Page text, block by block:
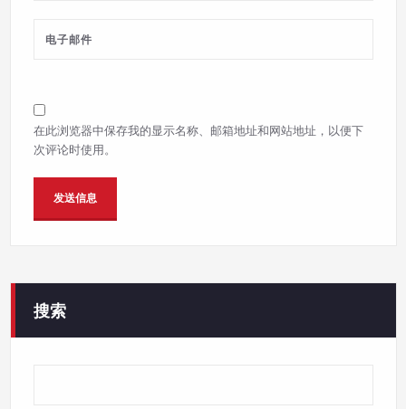
在此浏览器中保存我的显示名称、邮箱地址和网站地址，以便下
次评论时使用。
搜索